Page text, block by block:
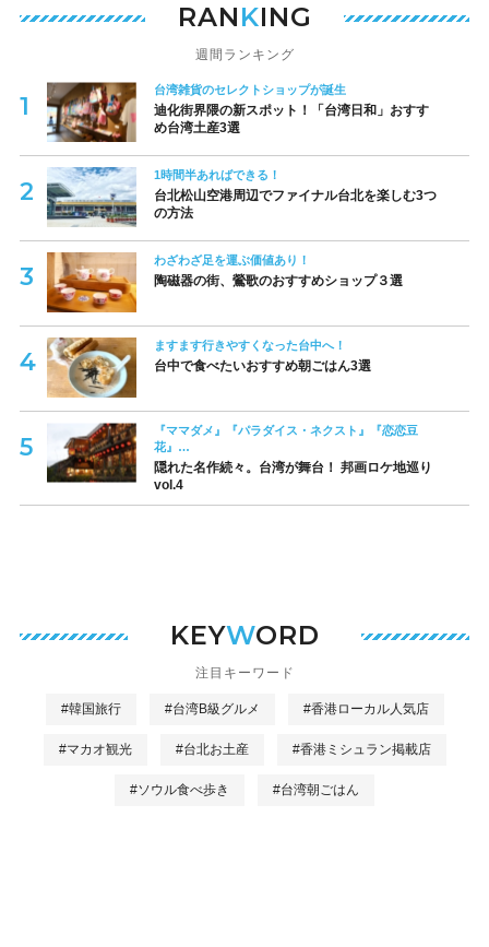
RANKING
週間ランキング
台湾雑貨のセレクトショップが誕生
迪化街界隈の新スポット！「台湾日和」おすす
め台湾土産3選
1時間半あればできる！
台北松山空港周辺でファイナル台北を楽しむ3つ
の方法
わざわざ足を運ぶ価値あり！
陶磁器の街、鶯歌のおすすめショップ３選
ますます行きやすくなった台中へ！
台中で食べたいおすすめ朝ごはん3選
『ママダメ』『パラダイス・ネクスト』『恋恋豆
花』…
隠れた名作続々。台湾が舞台！ 邦画ロケ地巡り
vol.4
KEYWORD
注目キーワード
#韓国旅行 #台湾B級グルメ #香港ローカル人気店
#マカオ観光 #台北お土産 #香港ミシュラン掲載店
#ソウル食べ歩き #台湾朝ごはん